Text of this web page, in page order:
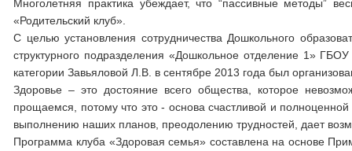
Многолетняя практика убеждает, что “пассивные методы”
«Родительский клуб».
С целью установления сотрудничества Дошкольного
структурного подразделения «Дошкольное отделение 1»
категории Завьяловой Л.В. в сентябре 2013 года был
Здоровье – это достояние всего общества, которое
прощаемся, потому что это - основа счастливой и
выполнению наших планов, преодолению трудностей, дает
Программа клуба «Здоровая семья» составлена на основе